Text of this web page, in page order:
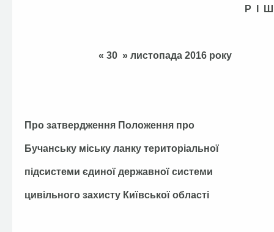
Р І
« 30 »
Про затвердження Положення про
Бучанську міську ланку територіальної
підсистеми єдиної державної системи
цивільного захисту Київської області